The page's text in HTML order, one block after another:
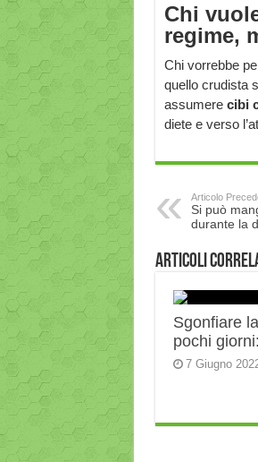
Chi
regime,
Chi vorrebbe
quello crudista
assumere cibi
diete e verso
Articolo
Si può
durante la
Articoli
Sgonfiare
pochi
7 Giugno